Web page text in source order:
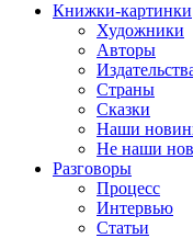
Книжки-картинки
Художники
Авторы
Страны
Сказки
Наши
Не наши
Разговоры
Процесс
Интервью
Статьи